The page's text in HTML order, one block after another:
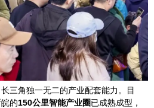
三角独一无二的产业配套能力。目
的150公里智能产业圈已成熟成型，